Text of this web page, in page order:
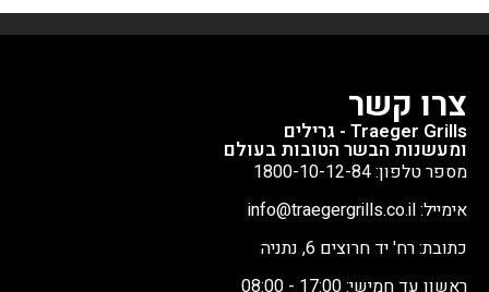
צרו קשר
Traeger Grills - גרילים
ומעשנות הבשר הטובות בעולם
מספר טלפון: 1800-10-12-84
אימייל: info@traegergrills.co.il
כתובת: רח' יד חרוצים 6, נתניה
ראשון עד חמישי: 17:00 - 08:00